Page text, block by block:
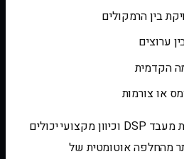
בין הרמקולים
ערוצים
הקדמית
או צורמות
במקרים מסוימים, התקנת מעבד DSP וכיוון מקצועי יכולים
מהחלפה אוטומטית של